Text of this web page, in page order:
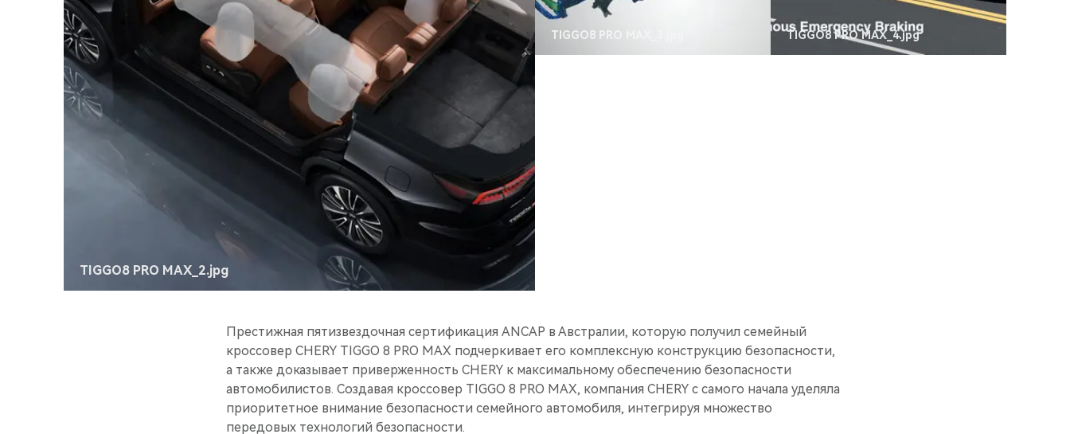
TIGGO8 PRO MAX_2.jpg
TIGGO8 PRO MAX_3.jpg TIGGO8 PRO MAX_4.jpg
Престижная пятизвездочная сертификация ANCAP в Австралии, которую получил семейный
кроссовер CHERY TIGGO 8 PRO MAX подчеркивает его комплексную конструкцию безопасности,
а также доказывает приверженность CHERY к максимальному обеспечению безопасности
автомобилистов. Создавая кроссовер TIGGO 8 PRO MAX, компания CHERY с самого начала уделяла
приоритетное внимание безопасности семейного автомобиля, интегрируя множество
передовых технологий безопасности.